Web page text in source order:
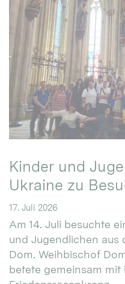
Kinder und
Ukraine zu
17. Juli 2026
Am 14. Juli besuchte
und Jugendlichen aus
Dom. Weihbischof
betete gemeinsam mit